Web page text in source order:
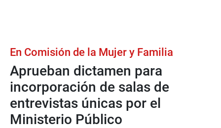
En Comisión de la Mujer y Familia
Aprueban dictamen para
incorporación de salas de
entrevistas únicas por el
Ministerio Público